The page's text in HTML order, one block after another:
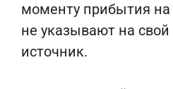
моменту прибытия
не указывают на
источник.